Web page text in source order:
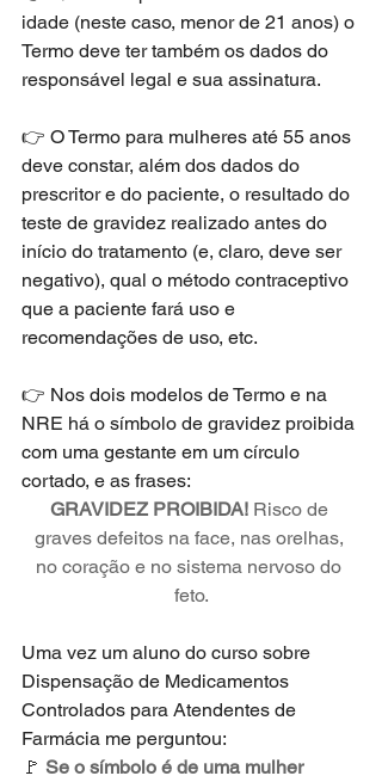
idade (neste caso, menor de 21 anos) o
Termo deve ter também os dados do
responsável legal e sua assinatura.
👉 O Termo para mulheres até 55 anos
deve constar, além dos dados do
prescritor e do paciente, o resultado do
teste de gravidez realizado antes do
início do tratamento (e, claro, deve ser
negativo), qual o método contraceptivo
que a paciente fará uso e
recomendações de uso, etc.
👉 Nos dois modelos de Termo e na
NRE há o símbolo de gravidez proibida
com uma gestante em um círculo
cortado, e as frases:
GRAVIDEZ PROIBIDA! Risco de
graves defeitos na face, nas orelhas,
no coração e no sistema nervoso do
feto.
Uma vez um aluno do curso sobre
Dispensação de Medicamentos
Controlados para Atendentes de
Farmácia me perguntou:
🚩 Se o símbolo é de uma mulher